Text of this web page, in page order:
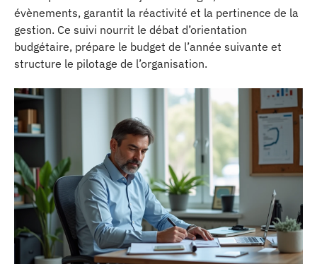
évènements, garantit la réactivité et la pertinence de la
gestion. Ce suivi nourrit le débat d’orientation
budgétaire, prépare le budget de l’année suivante et
structure le pilotage de l’organisation.